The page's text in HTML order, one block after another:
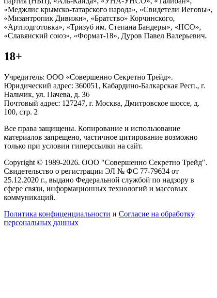
«Меджлис крымско-татарского народа», «Свидетели Иеговы»,
«Мизантропик Дивижн», «Братство» Корчинского,
«Артподготовка», «Тризуб им. Степана Бандеры», «НСО»,
«Славянский союз», «Формат-18», Дуров Павел Валерьевич.
18+
Учредитель: ООО «Совершенно Секретно Трейд».
Юридический адрес: 360051, Кабардино-Балкарская Респ., г.
Нальчик, ул. Пачева, д. 36
Почтовый адрес: 127247, г. Москва, Дмитровское шоссе, д.
100, стр. 2
Все права защищены. Копирование и использование
материалов запрещено, частичное цитирование возможно
только при условии гиперссылки на сайт.
Copyright © 1989-2026. ООО "Совершенно Секретно Трейд".
Свидетельство о регистрации ЭЛ № ФС 77-79634 от
25.12.2020 г., выдано Федеральной службой по надзору в
сфере связи, информационных технологий и массовых
коммуникаций.
Политика конфиценциальности и Согласие на обработку
персональных данных